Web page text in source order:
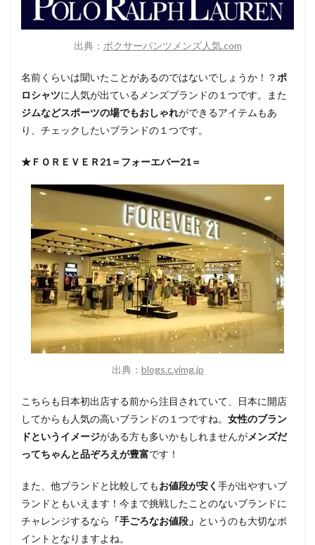
出典： ボクサーパンツメンズ人気.com
名前くらいは聞いたことがあるのではないでしょうか！？ポ
ロシャツに人気が出ているメンズブランドの１つです。また
ジムなどスポーツの場でもおしゃれができるアイテムもあ
り、チェックしたいブランドの１つです。
★ＦＯＲＥＶＥＲ21＝フォーエバー21＝
出典： blogs.c.yimg.jp
こちらも日本初出店する前から注目されていて、日本に開店
してからも人気の高いブランドの１つですね。 女性のブラン
ドというイメージがある方も多いかもしれませんがメンズだ
ってちゃんと品ぞろえが豊富です！
また、他ブランドと比較してもお値段が安く 手が出やすいブ
ランドともいえます！今まで挑戦したことのないブランドに
チャレンジするなら 「手ごろなお値段」 というのも大切なポ
イントとなりますよね。